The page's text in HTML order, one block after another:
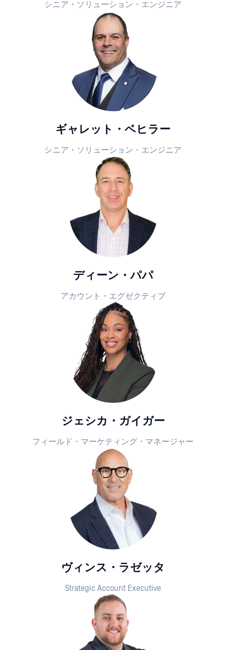
シニア・ソリューション・エンジニア
ギャレット・ベヒラー
シニア・ソリューション・エンジニア
ディーン・パパ
アカウント・エグゼクティブ
ジェシカ・ガイガー
フィールド・マーケティング・マネージャー
ヴィンス・ラゼッタ
Strategic Account Executive